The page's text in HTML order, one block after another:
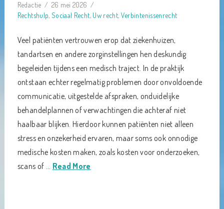
Redactie
26 mei 2026
Rechtshulp, Sociaal Recht, Uw recht, Verbintenissenrecht
Veel patiënten vertrouwen erop dat ziekenhuizen,
tandartsen en andere zorginstellingen hen deskundig
begeleiden tijdens een medisch traject. In de praktijk
ontstaan echter regelmatig problemen door onvoldoende
communicatie, uitgestelde afspraken, onduidelijke
behandelplannen of verwachtingen die achteraf niet
haalbaar blijken. Hierdoor kunnen patiënten niet alleen
stress en onzekerheid ervaren, maar soms ook onnodige
medische kosten maken, zoals kosten voor onderzoeken,
scans of … Read More